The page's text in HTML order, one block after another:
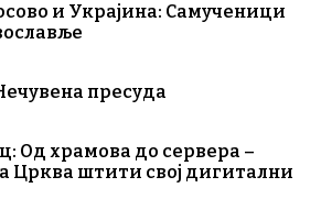
и Украјина: Самученици
пресуда
Од храмова до сервера –
Црква штити свој дигитални